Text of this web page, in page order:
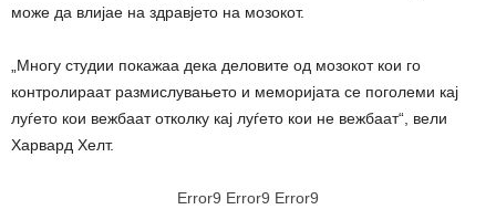
може да влијае на здравјето на мозокот.
„Многу студии покажаа дека деловите од мозокот кои го
контролираат размислувањето и меморијата се поголеми кај
луѓето кои вежбаат отколку кај луѓето кои не вежбаат“, вели
Харвард Хелт.
Error9 Error9 Error9